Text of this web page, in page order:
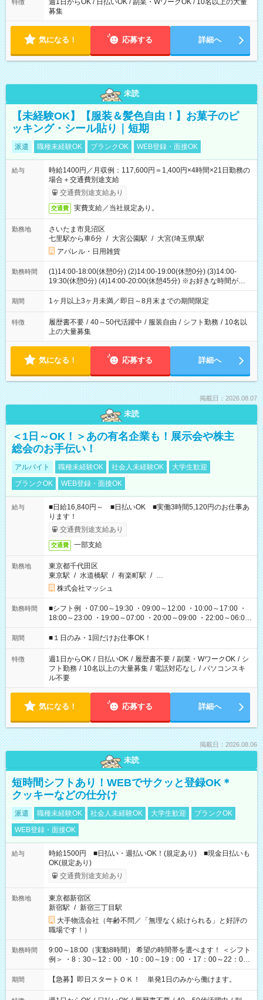
特徴
週1日からOK / 日払いOK / 副業・WワークOK / 10名以上の大量
募集
気になる！ 応募する 詳細へ
未読
【未経験OK】【服装＆髪色自由！】お菓子のピ
ッキング・シール貼り｜短期
派遣 職種未経験OK ブランクOK WEB登録・面接OK
給与
時給1400円／月収例：117,600円＝1,400円×4時間×21日勤務の
場合＋交通費別途支給
交通費別途支給あり
交通費 実費支給／当社規定あり。
勤務地
さいたま市見沼区
七里駅から車6分 / 大宮公園駅 / 大宮(埼玉県)駅
アパレル・日用雑貨
勤務時間
(1)14:00-18:00(休憩0分) (2)14:00-19:00(休憩0分) (3)14:00-
19:30(休憩0分) (4)14:00-20:00(休憩45分) ※お好きな時間が選べ
ます
期間 1ヶ月以上3ヶ月未満／即日～8月末までの期間限定
特徴 履歴書不要 / 40～50代活躍中 / 服装自由 / シフト勤務 / 10名以
上の大量募集
気になる！ 応募する 詳細へ
掲載日：2026.08.07
未読
＜1日～OK！＞あの有名企業も！展示会や株主
総会のお手伝い！
アルバイト 職種未経験OK 社会人未経験OK
大学生歓迎
ブランクOK
WEB登録・面接OK
給与
■日給16,840円～ ■日払いOK ■実働3時間5,120円のお仕事あ
ります！
交通費別途支給あり
交通費 一部支給
勤務地
東京都千代田区
東京駅 / 水道橋駅 / 有楽町駅 / …
株式会社マッシュ
勤務時間
■シフト例 ・07:00～19:30 ・09:00～12:00 ・10:00～17:00 ・
18:00～23:00 ・19:00～07:00 ・20:00～09:00 ・22:00～06:00
etc ★最短で3時間で5,120円のお仕事から 15時間で2万円近く稼
げるお仕事も！ ご希望のお時間に合わせてご紹介！ ※シフトは
ください！
期間 ■１日のみ・1回だけお仕事OK！
特徴 週1日からOK / 日払いOK / 履歴書不要 / 副業・WワークOK / シ
フト勤務 / 10名以上の大量募集 / 電話対応なし / パソコンスキ
ル不要
気になる！ 応募する 詳細へ
掲載日：2026.08.06
未読
短時間シフトあり！WEBでサクッと登録OK＊
クッキーなどの仕分け
派遣 職種未経験OK 社会人未経験OK 大学生歓迎
ブランクOK
WEB登録・面接OK
給与
時給1500円 ■日払い・週払いOK！(規定あり) ■現金日払いも
OK(規定あり)
交通費別途支給あり
勤務地
東京都新宿区
新宿駅 / 新宿三丁目駅
大手物流会社（年齢不問／「無理なく続けられる」と好評の
職場です！）
勤務時間
9:00～18:00（実動8時間） 希望の時間帯を選べます！ ＜シフト
例＞ ・8：30～12：00 ・10：00～19：00 ・17：00～22：00
・13：00～22：00 ・22：00～翌6：00 など
期間 【急募】即日スタートＯＫ！ 単発1日のみから働けます。